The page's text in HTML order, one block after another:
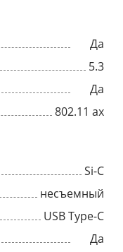
Да
5.3
Да
802.11 ax
Si-C
несъемный
USB Type-C
Да